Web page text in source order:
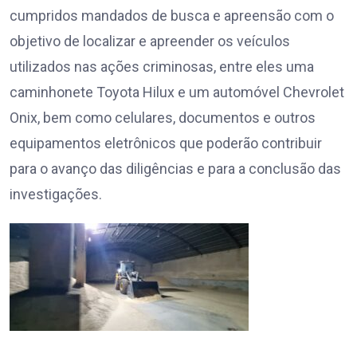
cumpridos mandados de busca e apreensão com o
objetivo de localizar e apreender os veículos
utilizados nas ações criminosas, entre eles uma
caminhonete Toyota Hilux e um automóvel Chevrolet
Onix, bem como celulares, documentos e outros
equipamentos eletrônicos que poderão contribuir
para o avanço das diligências e para a conclusão das
investigações.